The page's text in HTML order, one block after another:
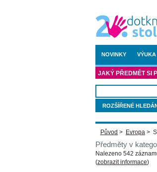
NOVINKY VÝUKA
JAKÝ PŘEDMĚT SI
ROZŠÍŘENÉ
Původ > Evropa >
Předměty v
Nalezeno 542
(zobrazit informace)